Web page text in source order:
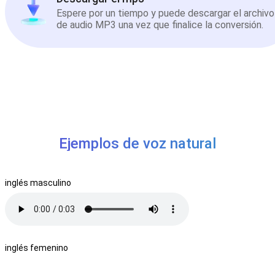
Espere por un tiempo y puede descargar el archivo
de audio MP3 una vez que finalice la conversión.
Ejemplos de voz natural
inglés masculino
inglés femenino